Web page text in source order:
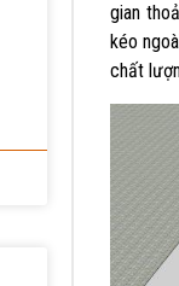
gian
kéo
chất